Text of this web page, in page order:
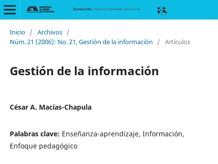
Inicio / Archivos /
Núm. 21 (2006): No. 21, Gestión de la información
/ Artículos
Gestión de la información
César A. Macías-Chapula
Palabras clave: Enseñanza-aprendizaje, Información,
Enfoque pedagógico